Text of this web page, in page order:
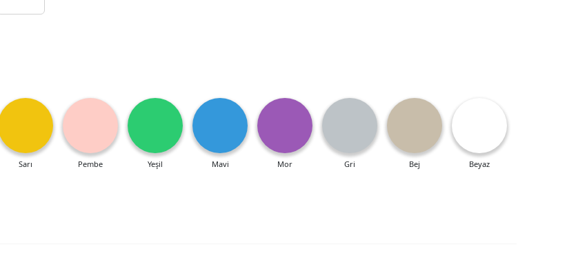
Sarı Pembe Yeşil Mavi Mor Gri Bej Beyaz